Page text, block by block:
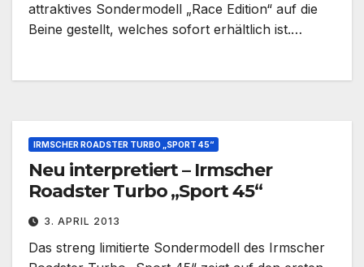
attraktives Sondermodell „Race Edition“ auf die
Beine gestellt, welches sofort erhältlich ist.…
IRMSCHER ROADSTER TURBO „SPORT 45“
Neu interpretiert – Irmscher
Roadster Turbo „Sport 45“
3. APRIL 2013
Das streng limitierte Sondermodell des Irmscher